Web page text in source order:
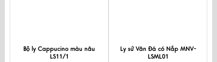
Bộ ly Cappucino màu nâu
LS11/1
Ly sứ Vân Đá có Nắp MNV-
LSML01